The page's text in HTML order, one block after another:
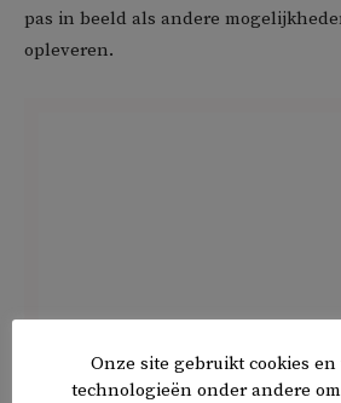
pas in beeld als andere
opleveren.
Onze site gebruikt cookies
technologieën onder andere